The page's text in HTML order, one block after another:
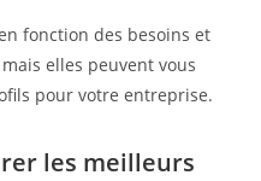
fonction des besoins et
elles peuvent vous
pour votre entreprise.
les meilleurs